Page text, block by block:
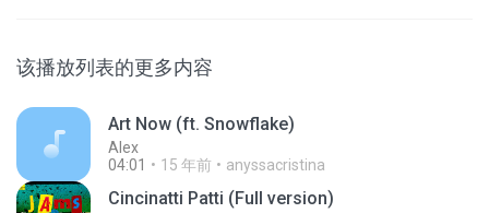
该播放列表的更多内容
Art Now (ft. Snowflake)
Alex
04:01
15 年前 anyssacristina
Cincinatti Patti (Full version)